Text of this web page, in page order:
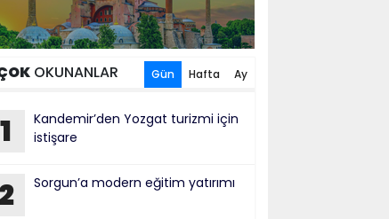
OKUNANLAR Gün Hafta Ay
1
Kandemir’den Yozgat turizmi için
istişare
2 Sorgun’a modern eğitim yatırımı